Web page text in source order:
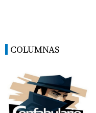
COLUMNAS